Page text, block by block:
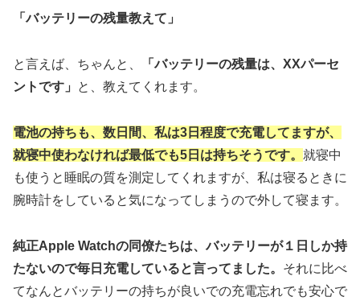
「バッテリーの残量教えて」
と言えば、ちゃんと、
「バッテリーの残量は、XXパーセ
ントです」
と、教えてくれます。
電池の持ちも、数日間、私は3日程度で充電してますが、
就寝中使わなければ最低でも5日は持ちそうです。 就寝中
も使うと睡眠の質を測定してくれますが、私は寝るときに
腕時計をしていると気になってしまうので外して寝ます。
純正Apple Watchの同僚たちは、バッテリーが１日しか持
たないので毎日充電していると言ってました。 それに比べ
てなんとバッテリーの持ちが良いでの充電忘れでも安心で